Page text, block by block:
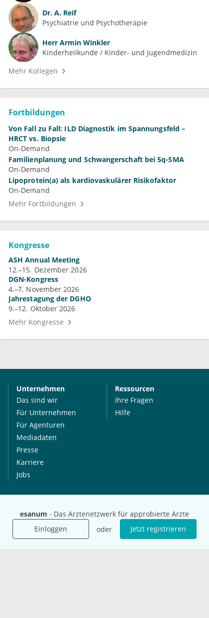
esanum - Das Ärztenetzwerk für approbierte Ärzte
Einloggen
oder Jetzt registrieren
Dr. A. Reif
Psychiatrie und Psychotherapie
Herr Armin Winkler
Kinderheilkunde / Kinder- und Jugendmedizin
Mehr Kollegen
Fortbildungen
Von Fall zu Fall: ILD Diagnostik im Spannungsfeld –
HRCT vs. Biopsie
On-Demand
Familienplanung und Schwangerschaft bei 5q-SMA
On-Demand
Lipoprotein(a) als kardiovaskulärer Risikofaktor
On-Demand
Mehr Fortbildungen
Kongresse
ASH Annual Meeting
12.–15. Dezember 2026
DGN-Kongress
4.–7. November 2026
Jahrestagung der DGHO
9.–12. Oktober 2026
Mehr Kongresse
Unternehmen
Das sind wir
Für Unternehmen
Für Agenturen
Mediadaten
Presse
Karriere
Jobs
Ressourcen
Ihre Fragen
Hilfe
esanum.it
esanum.com
esanum.fr
Youtube
Twitter
LinkedIn